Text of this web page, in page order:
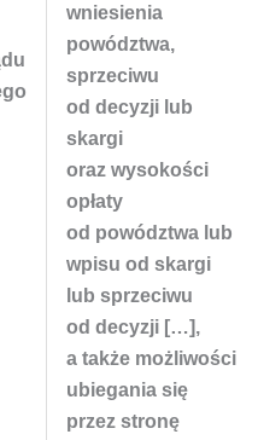
wniesienia
powództwa,
sprzeciwu
od decyzji lub
skargi
oraz wysokości
opłaty
od powództwa lub
wpisu od skargi
lub sprzeciwu
od decyzji […],
a także możliwości
ubiegania się
przez stronę